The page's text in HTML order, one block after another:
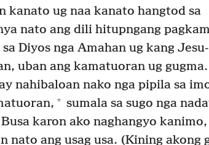
kanato ug naa kanato hangtod sa
nato ang dili hitupngang
Diyos nga Amahan ug kang Jesu-
uban ang kamatuoran ug gugma.
nahibaloan nako nga pipila sa
+ sumala sa sugo nga
Busa karon ako naghangyo
nato ang usag usa. (Kining akong